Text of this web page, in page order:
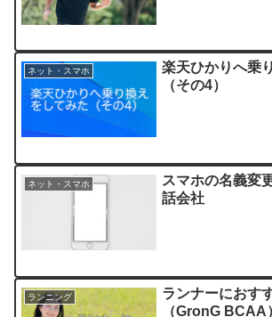
ネット・スマホ
楽天ひかりへ乗
（その4）
ネット・スマホ
スマホの名義変
話会社
ランニング
ランナーにおす
（GronG BCAA